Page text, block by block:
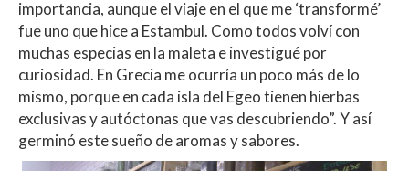
importancia, aunque el viaje en el que me ‘transformé’
fue uno que hice a Estambul. Como todos volví con
muchas especias en la maleta e investigué por
curiosidad. En Grecia me ocurría un poco más de lo
mismo, porque en cada isla del Egeo tienen hierbas
exclusivas y autóctonas que vas descubriendo”. Y así
germinó este sueño de aromas y sabores.